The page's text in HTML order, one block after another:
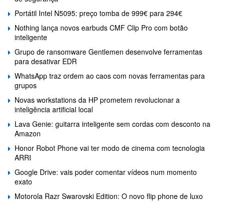
Portátil Intel N5095: preço tomba de 999€ para 294€
Nothing lança novos earbuds CMF Clip Pro com botão
inteligente
Grupo de ransomware Gentlemen desenvolve ferramentas
para desativar EDR
WhatsApp traz ordem ao caos com novas ferramentas para
grupos
Novas workstations da HP prometem revolucionar a
inteligência artificial local
Lava Genie: guitarra inteligente sem cordas com desconto na
Amazon
Honor Robot Phone vai ter modo de cinema com tecnologia
ARRI
Google Drive: vais poder comentar vídeos num momento
exato
Motorola Razr Swarovski Edition: O novo flip phone de luxo